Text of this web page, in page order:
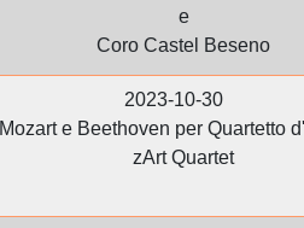
e
Coro Castel Beseno
2023-10-30
Mozart e Beethoven per Quartetto
zArt Quartet